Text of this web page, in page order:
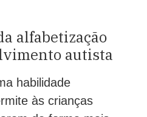
alfabetização
autista
habilidade
às crianças